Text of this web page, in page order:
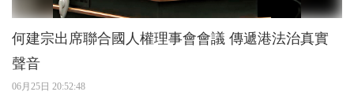
何建宗出席聯合國人權理事會會議 傳遞港法治真實
聲音
06月25日 20:52:48